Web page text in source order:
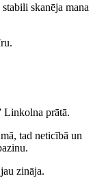
skanēja mana
Linkolna prātā.
tad neticībā un
zināja.